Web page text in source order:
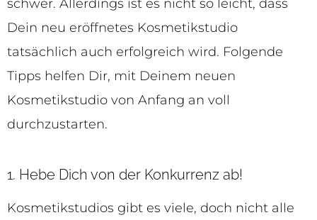
schwer. Allerdings ist es nicht so leicht, dass
Dein neu eröffnetes Kosmetikstudio
tatsächlich auch erfolgreich wird. Folgende
Tipps helfen Dir, mit Deinem neuen
Kosmetikstudio von Anfang an voll
durchzustarten.
1. Hebe Dich von der Konkurrenz ab!
Kosmetikstudios gibt es viele, doch nicht alle